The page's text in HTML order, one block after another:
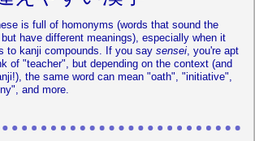
is full of homonyms (words that sound the
have different meanings), especially when it
to kanji compounds. If you say sensei, you're apt
of "teacher", but depending on the context (and
the same word can mean "oath", "initiative",
and more.